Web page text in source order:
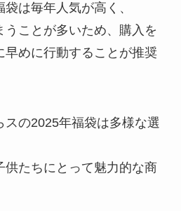
は毎年人気が高く、
ことが多いため、購入を
早めに行動することが推奨
スの2025年福袋は多様な選
供たちにとって魅力的な商